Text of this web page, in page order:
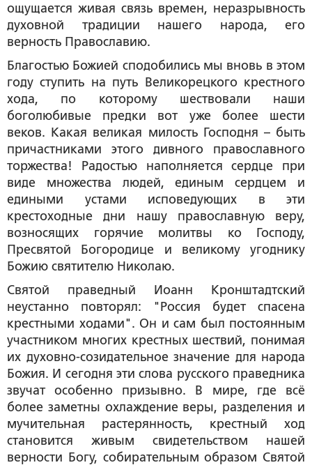
ощущается живая связь времен, неразрывность
духовной традиции нашего народа, его
верность Православию.
Благостью Божией сподобились мы вновь в этом
году ступить на путь Великорецкого крестного
хода, по которому шествовали наши
боголюбивые предки вот уже более шести
веков. Какая великая милость Господня – быть
причастниками этого дивного православного
торжества! Радостью наполняется сердце при
виде множества людей, единым сердцем и
едиными устами исповедующих в эти
крестоходные дни нашу православную веру,
возносящих горячие молитвы ко Господу,
Пресвятой Богородице и великому угоднику
Божию святителю Николаю.
Святой праведный Иоанн Кронштадтский
неустанно повторял: "Россия будет спасена
крестными ходами". Он и сам был постоянным
участником многих крестных шествий, понимая
их духовно-созидательное значение для народа
Божия. И сегодня эти слова русского праведника
звучат особенно призывно. В мире, где всё
более заметны охлаждение веры, разделения и
мучительная растерянность, крестный ход
становится живым свидетельством нашей
верности Богу, собирательным образом Святой